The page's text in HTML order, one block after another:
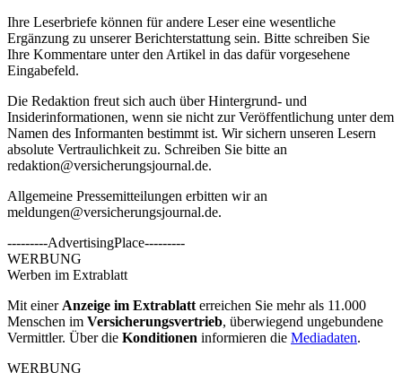
Ihre Leserbriefe können für andere Leser eine wesentliche
Ergänzung zu unserer Berichterstattung sein. Bitte schreiben Sie
Ihre Kommentare unter den Artikel in das dafür vorgesehene
Eingabefeld.
Die Redaktion freut sich auch über Hintergrund- und
Insiderinformationen, wenn sie nicht zur Veröffentlichung unter dem
Namen des Informanten bestimmt ist. Wir sichern unseren Lesern
absolute Vertraulichkeit zu. Schreiben Sie bitte an
redaktion@versicherungsjournal.de.
Allgemeine Pressemitteilungen erbitten wir an
meldungen@versicherungsjournal.de.
---------AdvertisingPlace---------
WERBUNG
Werben im Extrablatt
Mit einer Anzeige im Extrablatt erreichen Sie mehr als 11.000
Menschen im Versicherungsvertrieb, überwiegend ungebundene
Vermittler. Über die Konditionen informieren die Mediadaten.
WERBUNG